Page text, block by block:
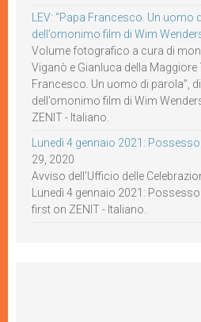
LEV: “Papa Francesco. Un uomo
dell’omonimo film di Wim
Volume fotografico a cura di
Viganò e Gianluca della Maggiore
Francesco. Un uomo di parola”,
dell’omonimo film di Wim
ZENIT - Italiano.
Lunedì 4 gennaio 2021:
29, 2020
Avviso dell’Ufficio delle
Lunedì 4 gennaio 2021:
first on ZENIT - Italiano.